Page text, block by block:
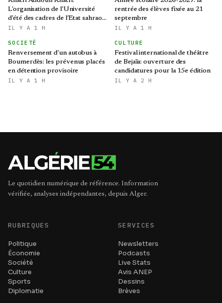
L'organisation de l'Université
d'été des cadres de l'Etat sahraoui
revêt une grande importance
IL Y A 1 H
rentrée des élèves fixée au 21
septembre
IL Y A 1 H
SOCIETÉ
Renversement d'un autobus à
Boumerdès: les prévenus placés
en détention provisoire
IL Y A 1 H
CULTURE
Festival international de théâtre
de Bejaïa: ouverture des
candidatures pour la 15e édition
IL Y A 2 H
Le quotidien numérique de référence. Information
vérifiée, analyses indépendantes, depuis Alger.
RUBRIQUES
Politique
Économie
Société
Culture
Sports
Diplomatie
SERVICES
Newsletters
Podcasts
Live Stats
Avis ANEP
Dessins
Brèves